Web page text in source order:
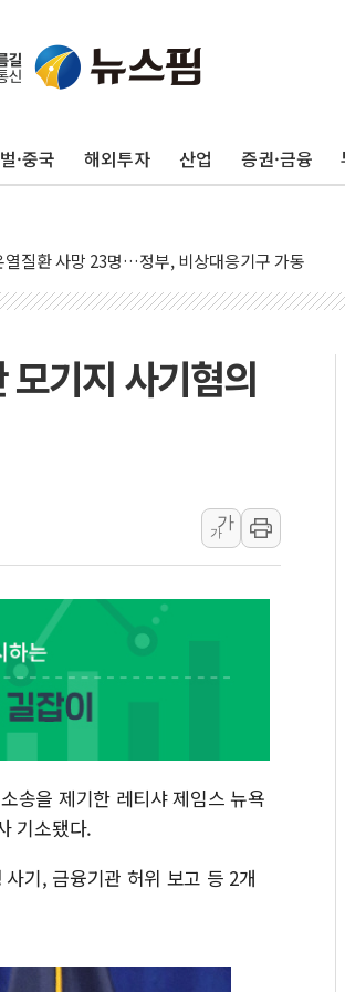
·중국 해외투자 산업 증권·금융
개편 재검토 지시…與 "적극 환영"·野 "졸속 국정"
상 풍랑주의보…10일까지 최대 3.5m 높은 물결
트 부양, 수도 베이징도 부동산 규제 철폐
곡서 수위 상승으로 피서객 7명 고립…전원 구조
해안 시간당 50mm 이상 폭우…호우경보 발효
하던 90대 숨져…온열질환 여부 조사
주택 검토, 민주당 스스로 원칙 뒤집는 것"
권 폐지·공소청 출범…피해자들 '범죄 사각지대' 우
인정보 보안 새판 짠다…'자율규제단체' 타진
주·인천 경선 발표...김민석 '재역전' vs 정청래 '격
쇼크에 금리 인상 우려 후퇴…S&P500 최고치
이사 해임 재추진…"26일까지 의혹 소명" 요구
용 예상 밖 부진에 연준 금리 인상 가능성 낮아
기지 사기혐의
가
가
송을 제기한 레티샤 제임스 뉴욕
기소됐다.
기, 금융기관 허위 보고 등 2개